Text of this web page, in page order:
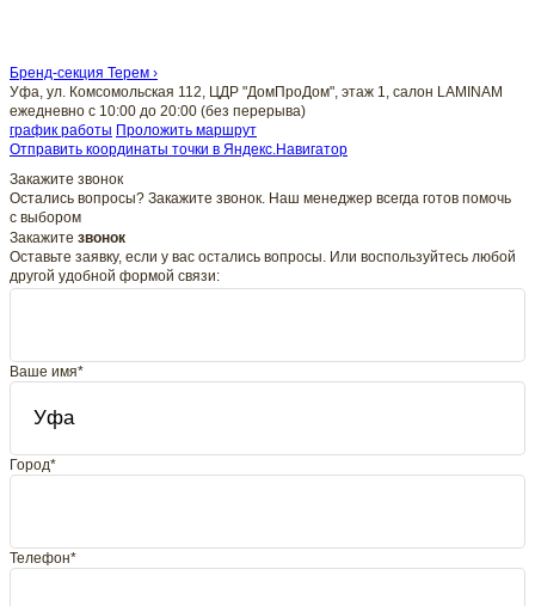
Бренд-секция Терем ›
Уфа, ул. Комсомольская 112, ЦДР "ДомПроДом", этаж 1, салон LAMINAM
ежедневно с 10:00 до 20:00 (без перерыва)
график работы Проложить маршрут
Отправить координаты точки в Яндекс.Навигатор
Закажите звонок
Остались вопросы? Закажите звонок. Наш менеджер всегда готов помочь
с выбором
Закажите звонок
Оставьте заявку, если у вас остались вопросы. Или воспользуйтесь любой
другой удобной формой связи:
Ваше имя*
Город*
Телефон*